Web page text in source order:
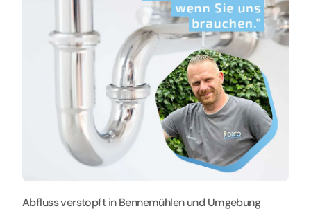
Abfluss verstopft in Bennemühlen und Umgebung